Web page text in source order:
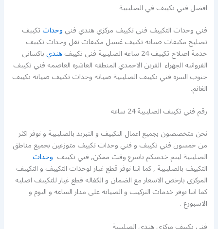
افضل فني تكييف في الصليبية
فني وحدات التكييف فني تكييف مركزي هندي فنيوحداتتكييف
تصليح مكيفات صيانه تكييف غسيل مكيفات نقل وحدات تكييف
خدمة اصلاح تكييف 24 ساعه الصليبية فني تكييف هنديباكساني
الفروانيه الجهراء القرين الاحمدي المنطقه العاشره العاصمه فني تكييف
جنوب السره فني تكييف الصليبية صيانه وحدات تكييف صيانة تكييف
الغانم.
رقم فني تكييف الصليبية 24 ساعه
نحن متخصصون بجميع اعمال التكييف و التبريد بالصليبية و نوفر اكثر
من خمسون فني تكييف و فني وحدات تكييف متوزعين بجميع مناطق
الصليبية ليتم خدمتكم باسرع وقت ممكن, فني تكييف وحدات
التكييف بالصليبية , كما اننا نوفر قطع غيار لوحدات التكييف و التكييف
المركزي بارخص الاسعار مع الضمان و الكفاله قطع غيار للتكييف اصليه
كما اننا نوفر خدمات التركيب و الصيانه على مدار الساعه و اليوم و
الاسبورع .